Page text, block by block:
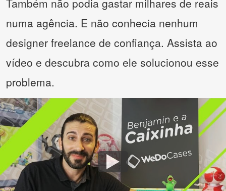
Também não podia gastar milhares de reais
numa agência. E não conhecia nenhum
designer freelance de confiança. Assista ao
vídeo e descubra como ele solucionou esse
problema.